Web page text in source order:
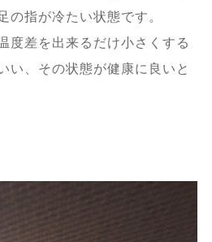
の指が冷たい状態です。
度差を出来るだけ小さくする
い、その状態が健康に良いと